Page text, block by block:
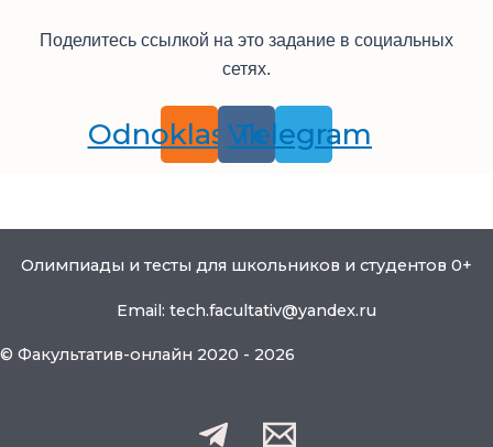
Поделитесь ссылкой на это задание в социальных
сетях.
Odnoklassniki
Vk
Telegram
Олимпиады и тесты для школьников и студентов 0+
Email: tech.facultativ@yandex.ru
© Факультатив-онлайн 2020 - 2026